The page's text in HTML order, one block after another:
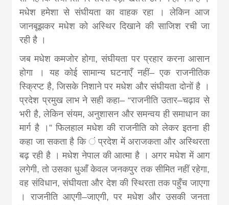
मधेश हमेशा से संघीयता का वाहक रहा । लेकिन आज
जानबूझकर मधेश को अस्थिर दिखाने की साजिश रची जा
रही है ।
जब मधेश कमजोर होगा, संघीयता पर प्रहार करना आसान
होगा । यह कोई सामान्य घटनाएँ नहीं– एक राजनीतिक
स्क्रिप्ट है, जिसके निशाने पर मधेश और संघीयता दोनों है ।
प्रदेश प्रमुख लाभ ने सही कहा– “राजनीति उतार–चढ़ाव से
भरी है, लेकिन संयम, अनुशासन और समन्वय ही समाधान का
मार्ग है ।” फिलहाल मधेश की राजनीति को लेकर इतना ही
कहा जा सकता है कि ं प्रदेश में अराजकता और अस्थिरता
बढ़ रही है । मधेश नेपाल की आत्मा है । अगर मधेश में आग
लगेगी, तो उसका धुआँ केवल जनकपुर तक सीमित नहीं रहेगा,
वह संविधान, संघीयता और देश की स्थिरता तक पहुँच जाएगा
। राजनीति आएगी–जाएगी, पर मधेश और उसकी जनता